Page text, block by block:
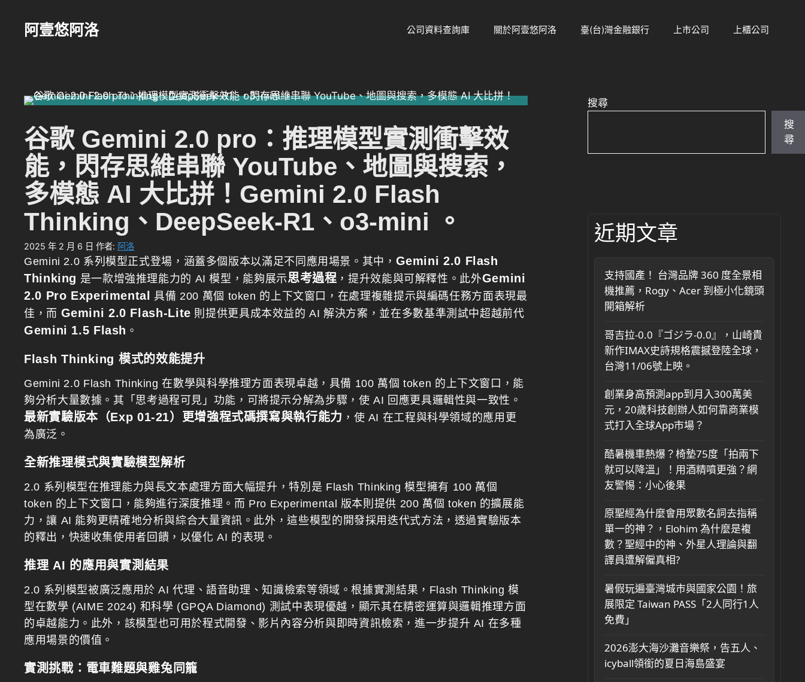
阿壹悠阿洛 公司資料查詢庫 關於阿壹悠阿洛 臺(台)灣金融銀行 上市公司 上櫃公司
谷歌 Gemini 2.0 pro：推理模型實測衝擊效
能，閃存思維串聯 YouTube、地圖與搜索，
多模態 AI 大比拼！Gemini 2.0 Flash
Thinking、DeepSeek-R1、o3-mini 。
2025 年 2 月 6 日 作者: 阿洛
Gemini 2.0 系列模型正式登場，涵蓋多個版本以滿足不同應用場景。其中， Gemini 2.0 Flash
Thinking 是一款增強推理能力的 AI 模型，能夠展示思考過程 ，提升效能與可解釋性。此外Gemini
2.0 Pro Experimental
具備 200 萬個 token 的上下文窗口，在處理複雜提示與編碼任務方面表現最
佳，而 Gemini 2.0 Flash-Lite 則提供更具成本效益的 AI 解決方案，並在多數基準測試中超越前代
Gemini 1.5 Flash 。
Flash Thinking 模式的效能提升
Gemini 2.0 Flash Thinking 在數學與科學推理方面表現卓越，具備 100 萬個 token 的上下文窗口，能
夠分析大量數據。其「思考過程可見」功能，可將提示分解為步驟，使 AI 回應更具邏輯性與一致性。
最新實驗版本（Exp 01-21）更增強程式碼撰寫與執行能力 ，使 AI 在工程與科學領域的應用更
為廣泛。
全新推理模式與實驗模型解析
2.0 系列模型在推理能力與長文本處理方面大幅提升，特別是 Flash Thinking 模型擁有 100 萬個
token 的上下文窗口，能夠進行深度推理。而 Pro Experimental 版本則提供 200 萬個 token 的擴展能
力，讓 AI 能夠更精確地分析與綜合大量資訊。此外，這些模型的開發採用迭代式方法，透過實驗版本
的釋出，快速收集使用者回饋，以優化 AI 的表現。
推理 AI 的應用與實測結果
2.0 系列模型被廣泛應用於 AI 代理、語音助理、知識檢索等領域。根據實測結果，Flash Thinking 模
型在數學 (AIME 2024) 和科學 (GPQA Diamond) 測試中表現優越，顯示其在精密運算與邏輯推理方面
的卓越能力。此外，該模型也可用於程式開發、影片內容分析與即時資訊檢索，進一步提升 AI 在多種
應用場景的價值。
實測挑戰：電車難題與雞兔同籠
搜尋
搜
尋
近期文章
支持國產！ 台灣品牌 360 度全景相
機推薦，Rogy、Acer 到極小化鏡頭
開箱解析
哥吉拉-0.0『ゴジラ-0.0』，山崎貴
新作IMAX史詩規格震撼登陸全球，
台灣11/06號上映。
創業身高預測app到月入300萬美
元，20歲科技創辦人如何靠商業模
式打入全球App市場？
酷暑機車熱爆？椅墊75度「拍兩下
就可以降溫」！用酒精噴更強？網
友警惕：小心後果
原聖經為什麼會用眾數名詞去指稱
單一的神？，Elohim 為什麼是複
數？聖經中的神、外星人理論與翻
譯員遭解僱真相?
暑假玩遍臺灣城市與國家公園！旅
展限定 Taiwan PASS「2人同行1人
免費」
2026澎大海沙灘音樂祭，告五人、
icyball領銜的夏日海島盛宴